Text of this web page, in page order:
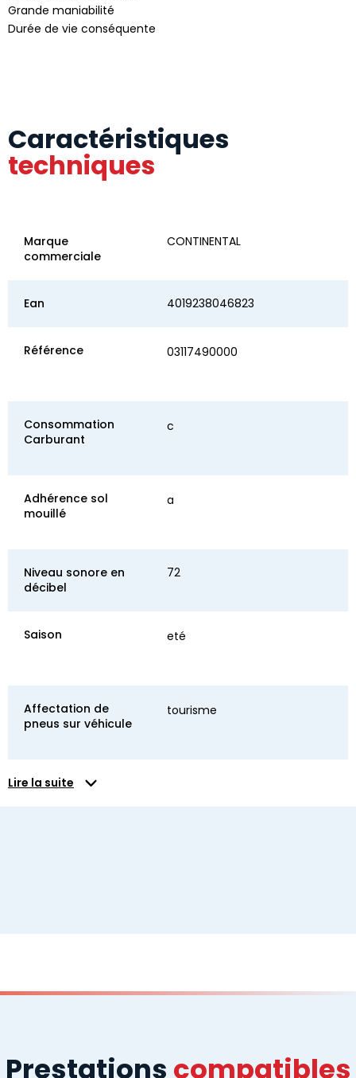
Grande maniabilité
Durée de vie conséquente
Caractéristiques
techniques
Marque
commerciale
CONTINENTAL
Ean 4019238046823
Référence 03117490000
Consommation
Carburant
c
Adhérence sol
mouillé
a
Niveau sonore en
décibel
72
Saison eté
Affectation de
pneus sur véhicule
tourisme
Lire la suite
Prestations compatibles